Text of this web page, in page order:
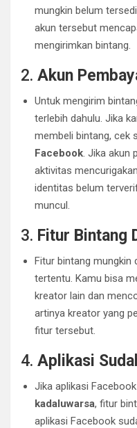
mungkin belum
akun tersebut
mengirimkan bintang.
2. Akun
Untuk mengirim
terlebih dahulu. Jika
membeli bintang, cek
Facebook. Jika akun
aktivitas
identitas belum
muncul.
3. Fitur Bintang
Fitur bintang mungkin
tertentu. Kamu bisa
kreator lain dan
artinya kreator yang
fitur tersebut.
4. Aplikasi
Jika aplikasi
kadaluwarsa, fitur
aplikasi Facebook